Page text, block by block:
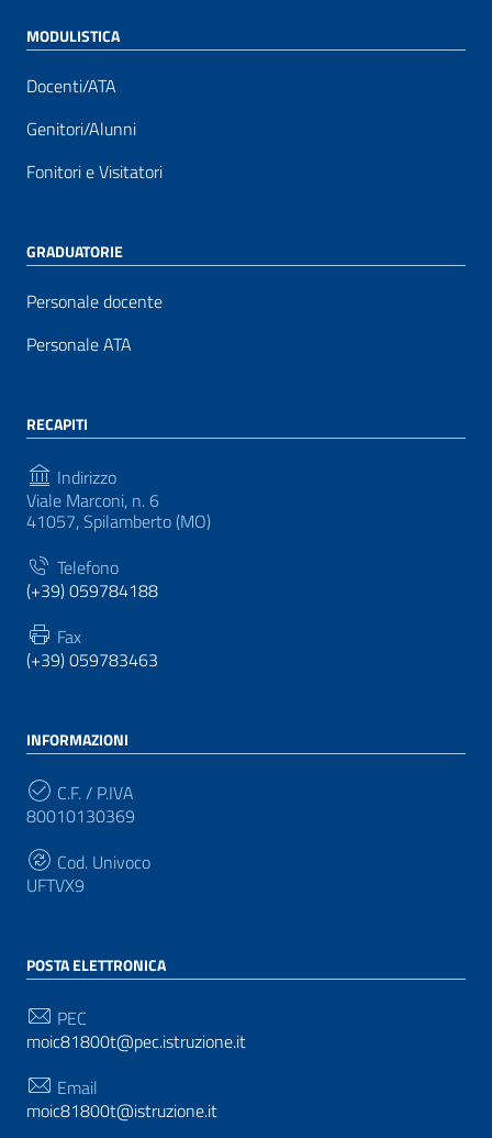
MODULISTICA
Docenti/ATA
Genitori/Alunni
Fonitori e Visitatori
GRADUATORIE
Personale docente
Personale ATA
RECAPITI
Indirizzo
Viale Marconi, n. 6
41057, Spilamberto (MO)
Telefono
(+39) 059784188
Fax
(+39) 059783463
INFORMAZIONI
C.F. / P.IVA
80010130369
Cod. Univoco
UFTVX9
POSTA ELETTRONICA
PEC
moic81800t@pec.istruzione.it
Email
moic81800t@istruzione.it